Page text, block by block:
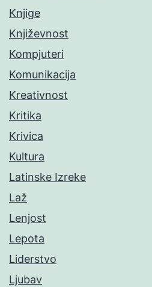
Knjige
Književnost
Kompjuteri
Komunikacija
Kreativnost
Kritika
Krivica
Kultura
Latinske Izreke
Laž
Lenjost
Lepota
Liderstvo
Ljubav